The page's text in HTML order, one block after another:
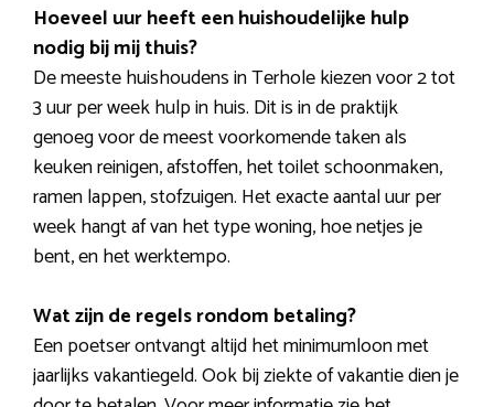
Hoeveel uur heeft een huishoudelijke hulp
nodig bij mij thuis?
De meeste huishoudens in Terhole kiezen voor 2 tot
3 uur per week hulp in huis. Dit is in de praktijk
genoeg voor de meest voorkomende taken als
keuken reinigen, afstoffen, het toilet schoonmaken,
ramen lappen, stofzuigen. Het exacte aantal uur per
week hangt af van het type woning, hoe netjes je
bent, en het werktempo.
Wat zijn de regels rondom betaling?
Een poetser ontvangt altijd het minimumloon met
jaarlijks vakantiegeld. Ook bij ziekte of vakantie dien je